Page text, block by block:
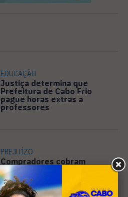
EDUCAÇÃO
Justiça determina que
Prefeitura de Cabo Frio
pague horas extras a
professores
PREJUÍZO
Compradores cobram
cronograma da Volendam e
pedem ação do MP por obra
parada em Arraial